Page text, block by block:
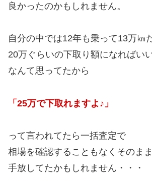
良かったのかもしれません。
自分の中では12年も乗って13万㎞
20万ぐらいの下取り額になればい
なんて思ってたから
「25万で下取れますよ♪」
って言われてたら一括査定で
相場を確認することもなくそのまま
手放してたかもしれません・・・